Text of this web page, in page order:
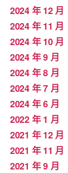
2024 年 12 月
2024 年 11 月
2024 年 10 月
2024 年 9 月
2024 年 8 月
2024 年 7 月
2024 年 6 月
2022 年 1 月
2021 年 12 月
2021 年 11 月
2021 年 9 月